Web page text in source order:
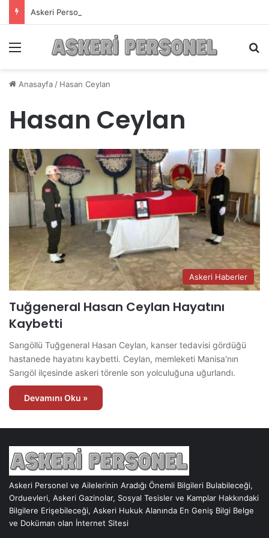
Askeri Personelin Güncel Haber ve Bilgi Sitesi.
Anasayfa / Hasan Ceylan
Hasan Ceylan
Askeri Haberler
Tuğgeneral Hasan Ceylan Hayatını
Kaybetti
Sarıgöllü Tuğgeneral Hasan Ceylan, kanser tedavisi gördüğü
hastanede hayatını kaybetti. Ceylan, memleketi Manisa'nın
Sarıgöl ilçesinde askeri törenle son yolculuğuna uğurlandı.
Devamını Oku »
Askeri Personel ve Ailelerinin Aradığı Önemli Bilgileri Bulabileceği,
Orduevleri, Askeri Gazinolar, Sosyal Tesisler ve Kamplar Hakkındaki
Bilgilere Erişebileceği, Askeri Hukuk Alanında En Geniş Bilgi Belge
ve Doküman olan İnternet Sitesi